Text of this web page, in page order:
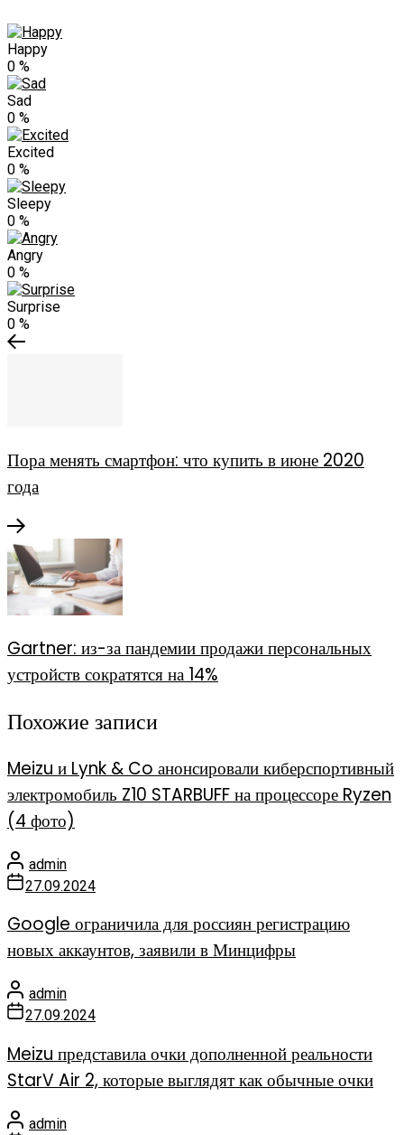
Happy
0 %
Sad
0 %
Excited
0 %
Sleepy
0 %
Angry
0 %
Surprise
0 %
Пора менять смартфон: что купить в июне 2020
года
Gartner: из-за пандемии продажи персональных
устройств сократятся на 14%
Похожие записи
Meizu и Lynk & Co анонсировали киберспортивный
электромобиль Z10 STARBUFF на процессоре Ryzen
(4 фото)
admin
27.09.2024
Google ограничила для россиян регистрацию
новых аккаунтов, заявили в Минцифры
admin
27.09.2024
Meizu представила очки дополненной реальности
StarV Air 2, которые выглядят как обычные очки
admin